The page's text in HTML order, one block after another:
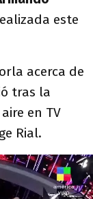
este
acerca de
tras la
en TV
Rial.